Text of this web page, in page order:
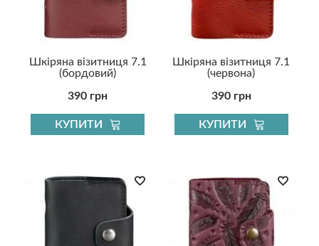
Шкіряна візитниця 7.1
(бордовий)
390 грн
КУПИТИ
Шкіряна візитниця 7.1
(червона)
390 грн
КУПИТИ